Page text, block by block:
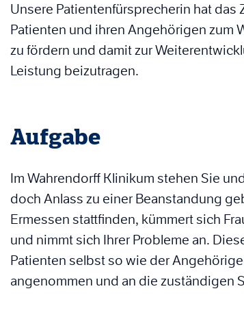
Unsere Patientenfürsprecherin hat
Patienten und ihren Angehörigen zum
zu fördern und damit zur
Leistung beizutragen.
Aufgabe
Im Wahrendorff Klinikum stehen Sie
doch Anlass zu einer Beanstandung
Ermessen stattfinden, kümmert sich
und nimmt sich Ihrer Probleme an.
Patienten selbst so wie der
angenommen und an die zuständigen